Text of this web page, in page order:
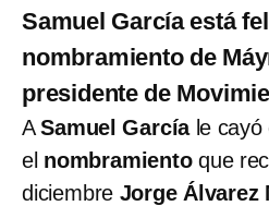
Samuel García está
nombramiento de
presidente de
ASamuel Garcíale cayó
el nombramientoque
diciembre Jorge Álvarez